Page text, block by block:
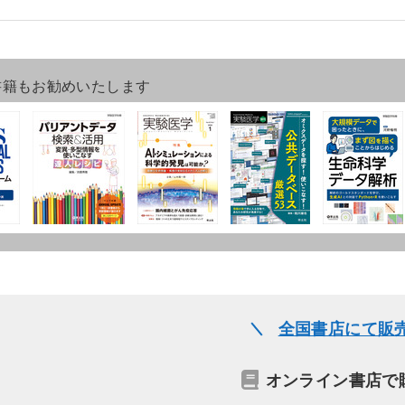
もお勧めいたします
全国書店にて販
オンライン書店で